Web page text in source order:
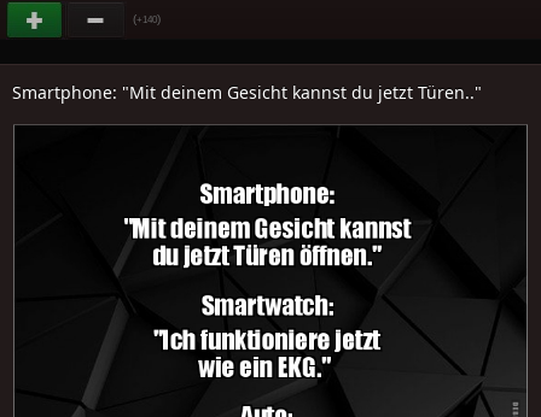
(+140)
Smartphone: "Mit deinem Gesicht kannst du jetzt Türen.."